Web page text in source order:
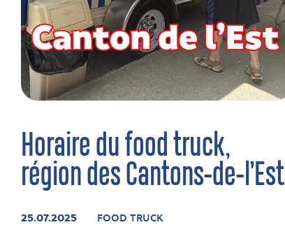
Horaire du food truck,
région des Cantons-de-l’Est
25.07.2025 FOOD TRUCK